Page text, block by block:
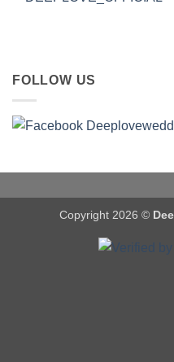
FOLLOW US
Copyright 2026 ©